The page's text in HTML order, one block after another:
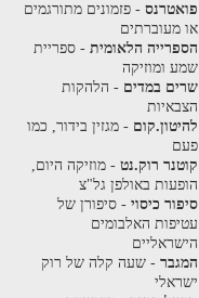
פואטרנס- פזמונים מתורגמים
או מעוברתים
הספרייה הלאומית- ספריית
שמע ומוזיקה
שרים במדים - הלהקות
הצבאיות
להיטון.קום - מגזין בידור, כמו
פעם
קוטנר רוק.נט- מוזיקה היום,
הופעות באולפן גל"צ
סיפור כיסוי- סיפורן של
עטיפות האלבומים
הישראליים
המגבר- שעה קלה של רוק
ישראלי